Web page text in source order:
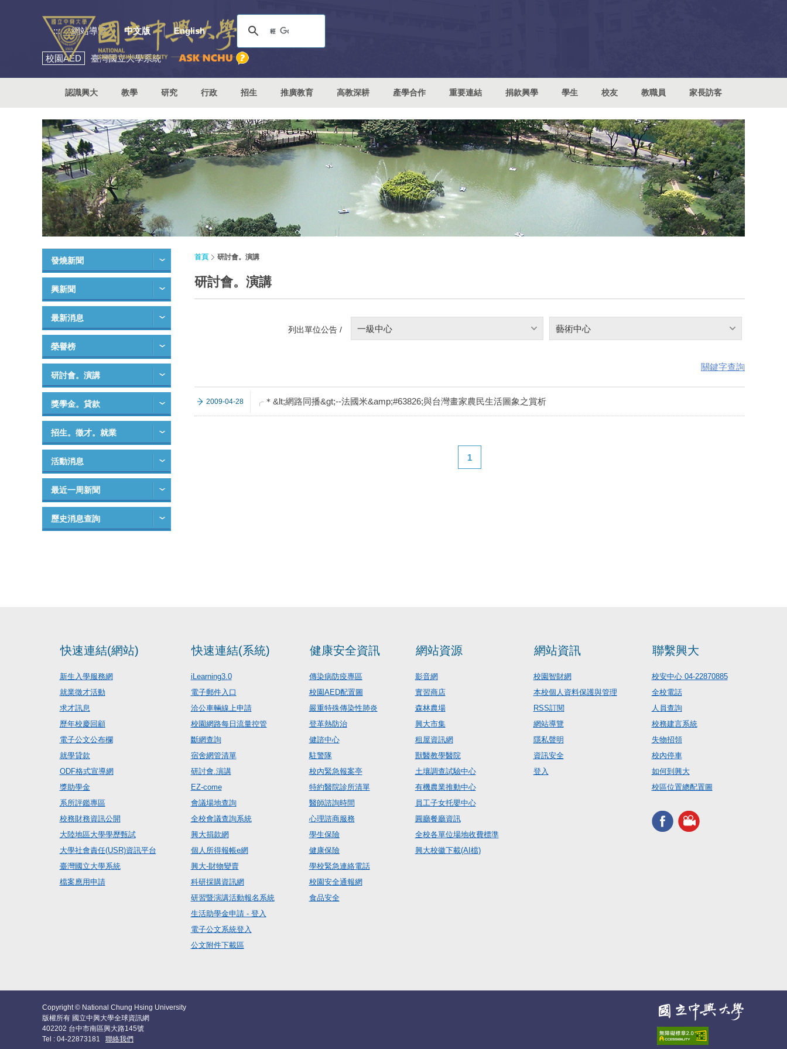
::: 網站導覽 中文版 English
校園AED 臺灣國立大學系統
認識興大 教學 研究 行政 招生 推廣教育 高教深耕 產學合作 重要連結 捐款興學 學生 校友 教職員 家長訪客
發燒新聞
興新聞
最新消息
榮譽榜
研討會。演講
獎學金。貸款
招生。徵才。就業
活動消息
最近一周新聞
歷史消息查詢
首頁 研討會。演講
研討會。演講
列出單位公告 / 一級中心 藝術中心
關鍵字查詢
2009-04-28 ╭＊&lt;網路同播&gt;--法國米&amp;#63826;與台灣畫家農民生活圖象之賞析
1
快速連結(網站)
新生入學服務網
就業徵才活動
求才訊息
歷年校慶回顧
電子公文公布欄
就學貸款
ODF格式宣導網
獎助學金
系所評鑑專區
校務財務資訊公開
大陸地區大學學歷甄試
大學社會責任(USR)資訊平台
臺灣國立大學系統
檔案應用申請
快速連結(系統)
iLearning3.0
電子郵件入口
洽公車輛線上申請
校園網路每日流量控管
斷網查詢
宿舍網管清單
研討會.演講
EZ-come
會議場地查詢
全校會議查詢系統
興大捐款網
個人所得報帳e網
興大-財物變賣
科研採購資訊網
研習暨演講活動報名系統
生活助學金申請 - 登入
電子公文系統登入
公文附件下載區
健康安全資訊
傳染病防疫專區
校園AED配置圖
嚴重特殊傳染性肺炎
登革熱防治
健諮中心
駐警隊
校內緊急報案亭
特約醫院診所清單
醫師諮詢時間
心理諮商服務
學生保險
健康保險
學校緊急連絡電話
校園安全通報網
食品安全
網站資源
影音網
實習商店
森林農場
興大市集
租屋資訊網
獸醫教學醫院
土壤調查試驗中心
有機農業推動中心
員工子女托嬰中心
圓廳餐廳資訊
全校各單位場地收費標準
興大校徽下載(AI檔)
網站資訊
校園智財網
本校個人資料保護與管理
RSS訂閱
網站導覽
隱私聲明
資訊安全
登入
聯繫興大
校安中心 04-22870885
全校電話
人員查詢
校務建言系統
失物招領
校內停車
如何到興大
校區位置總配置圖
Copyright © National Chung Hsing University
版權所有 國立中興大學全球資訊網
402202 台中市南區興大路145號
Tel : 04-22873181 聯絡我們